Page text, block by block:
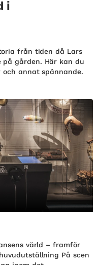
i
från tiden då Lars
på gården. Här kan du
annat spännande.
värld – framför
På scen